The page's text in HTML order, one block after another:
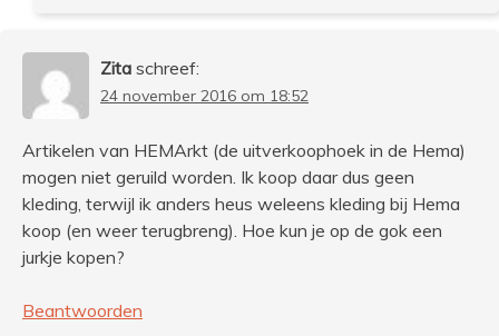
Zita schreef:
24 november 2016 om 18:52
Artikelen van HEMArkt (de uitverkoophoek in de Hema)
mogen niet geruild worden. Ik koop daar dus geen
kleding, terwijl ik anders heus weleens kleding bij Hema
koop (en weer terugbreng). Hoe kun je op de gok een
jurkje kopen?
Beantwoorden